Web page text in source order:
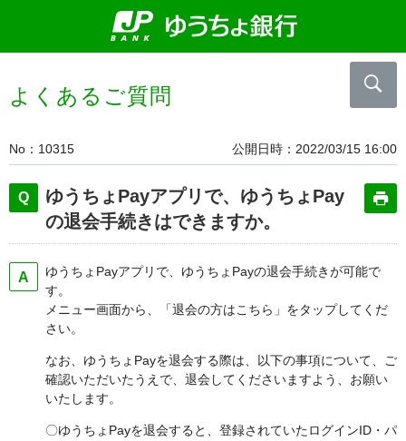
よくあるご質問
No 10315 公開日時 2022/03/15 16:00
ゆうちょPayアプリで、ゆうちょPay
の退会手続きはできますか。
ゆうちょPayアプリで、ゆうちょPayの退会手続きが可能で
す。
メニュー画面から、「退会の方はこちら」をタップしてくだ
さい。
なお、ゆうちょPayを退会する際は、以下の事項について、ご
確認いただいたうえで、退会してくださいますよう、お願い
いたします。
〇ゆうちょPayを退会すると、登録されていたログインID・パ